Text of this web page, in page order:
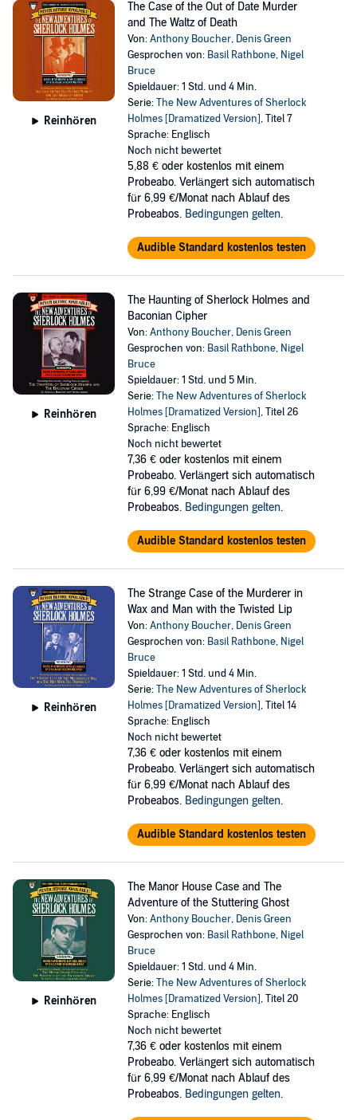
Reinhören
The Case of the Out of Date Murder
and The Waltz of Death
Von:Anthony Boucher, Denis Green
Gesprochen von: Basil Rathbone, Nigel
Bruce
Spieldauer: 1 Std. und 4 Min.
Serie:The New Adventures of Sherlock
Holmes [Dramatized Version], Titel 7
Sprache: Englisch
Noch nicht bewertet
5,88 € oder kostenlos mit einem
Probeabo. Verlängert sich automatisch
für 6,99 €/Monat nach Ablauf des
Probeabos. Bedingungen gelten.
Audible Standard kostenlos testen
Reinhören
The Haunting of Sherlock Holmes and
Baconian Cipher
Von:Anthony Boucher, Denis Green
Gesprochen von: Basil Rathbone, Nigel
Bruce
Spieldauer: 1 Std. und 5 Min.
Serie:The New Adventures of Sherlock
Holmes [Dramatized Version], Titel 26
Sprache: Englisch
Noch nicht bewertet
7,36 € oder kostenlos mit einem
Probeabo. Verlängert sich automatisch
für 6,99 €/Monat nach Ablauf des
Probeabos. Bedingungen gelten.
Audible Standard kostenlos testen
Reinhören
The Strange Case of the Murderer in
Wax and Man with the Twisted Lip
Von:Anthony Boucher, Denis Green
Gesprochen von: Basil Rathbone, Nigel
Bruce
Spieldauer: 1 Std. und 4 Min.
Serie:The New Adventures of Sherlock
Holmes [Dramatized Version], Titel 14
Sprache: Englisch
Noch nicht bewertet
7,36 € oder kostenlos mit einem
Probeabo. Verlängert sich automatisch
für 6,99 €/Monat nach Ablauf des
Probeabos. Bedingungen gelten.
Audible Standard kostenlos testen
Reinhören
The Manor House Case and The
Adventure of the Stuttering Ghost
Von:Anthony Boucher, Denis Green
Gesprochen von: Basil Rathbone, Nigel
Bruce
Spieldauer: 1 Std. und 4 Min.
Serie:The New Adventures of Sherlock
Holmes [Dramatized Version], Titel 20
Sprache: Englisch
Noch nicht bewertet
7,36 € oder kostenlos mit einem
Probeabo. Verlängert sich automatisch
für 6,99 €/Monat nach Ablauf des
Probeabos. Bedingungen gelten.